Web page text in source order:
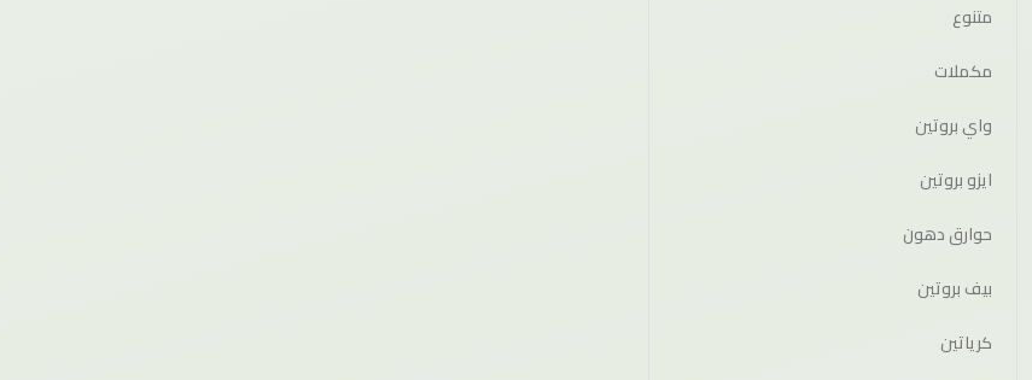
متنوع
مكملات
واي بروتين
ايزو بروتين
حوارق دهون
بيف بروتين
كرياتين